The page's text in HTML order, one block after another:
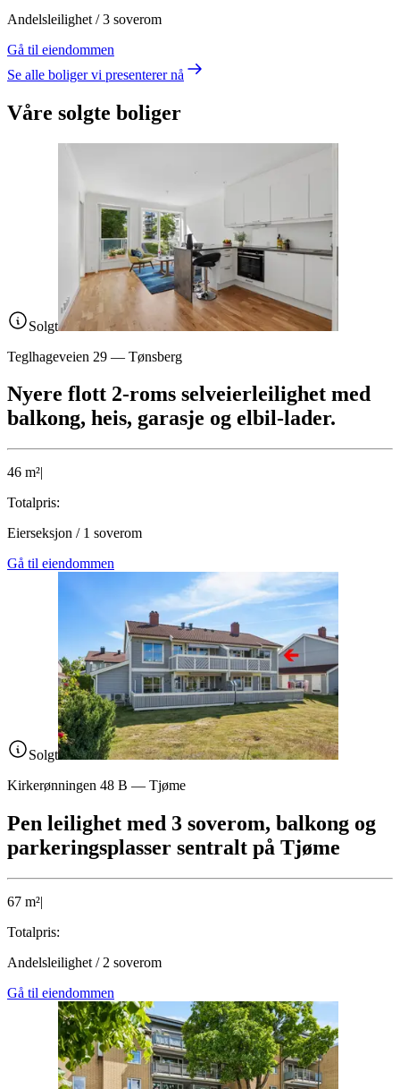
Andelsleilighet /3 soverom
Gå til eiendommen
Se alle boliger vi presenterer nå
Våre solgte boliger
Solgt
Teglhageveien 29 — Tønsberg
Nyere flott 2-roms selveierleilighet med
balkong, heis, garasje og elbil-lader.
46 m²|
Totalpris:
Eierseksjon / 1 soverom
Gå til eiendommen
Solgt
Kirkerønningen 48 B — Tjøme
Pen leilighet med 3 soverom, balkong og
parkeringsplasser sentralt på Tjøme
67 m²|
Totalpris:
Andelsleilighet / 2 soverom
Gå til eiendommen